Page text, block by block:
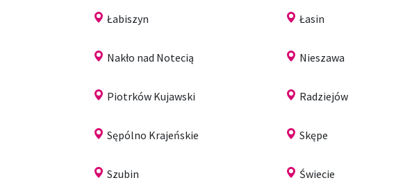
Łabiszyn Łasin
Nakło nad Notecią Nieszawa
Piotrków Kujawski Radziejów
Sępólno Krajeńskie Skępe
Szubin Świecie